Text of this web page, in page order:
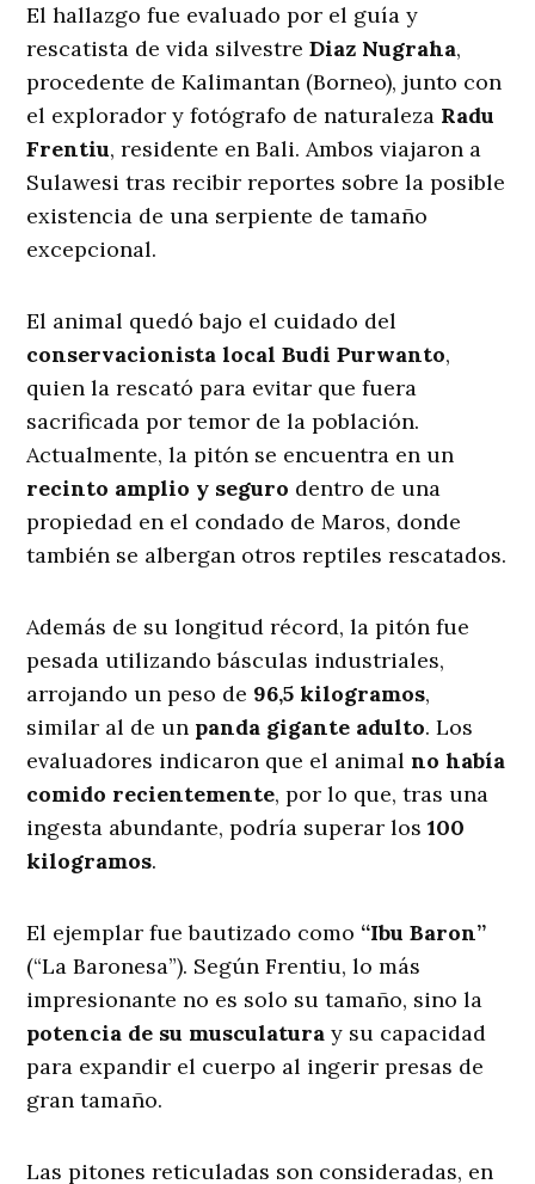
El hallazgo fue evaluado por el guía y
rescatista de vida silvestreDiaz Nugraha,
procedente de Kalimantan (Borneo), junto con
el explorador y fotógrafo de naturaleza Radu
Frentiu, residente en Bali. Ambos viajaron a
Sulawesi tras recibir reportes sobre la posible
existencia de una serpiente de tamaño
excepcional.
El animal quedó bajo el cuidado del
conservacionista local Budi Purwanto,
quien la rescató para evitar que fuera
sacrificada por temor de la población.
Actualmente, la pitón se encuentra en un
recinto amplio y seguro dentro de una
propiedad en el condado de Maros, donde
también se albergan otros reptiles rescatados.
Además de su longitud récord, la pitón fue
pesada utilizando básculas industriales,
arrojando un peso de 96,5 kilogramos,
similar al de un panda gigante adulto. Los
evaluadores indicaron que el animalno había
comido recientemente, por lo que, tras una
ingesta abundante, podría superar los100
kilogramos.
El ejemplar fue bautizado como “Ibu Baron”
(“La Baronesa”). Según Frentiu, lo más
impresionante no es solo su tamaño, sino la
potencia de su musculatura y su capacidad
para expandir el cuerpo al ingerir presas de
gran tamaño.
Las pitones reticuladas son consideradas, en